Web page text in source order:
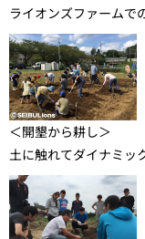
ライオンズファームで
＜開墾から耕し＞
土に触れてダイナミッ